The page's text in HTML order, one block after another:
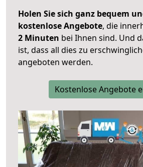
Holen Sie sich ganz bequem
kostenlose Angebote, die
2 Minuten bei Ihnen sind. Und
ist, dass all dies zu
angeboten werden.
Kostenlose Angebote